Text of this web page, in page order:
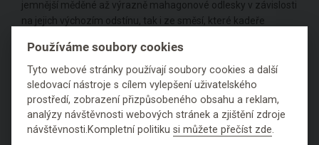
jemnější měděné až výrazně mahagonové odlesky v závislosti
na jejich výchozím odstínu, tak i ze směsí, které kadeře
Barva: černá
Produktové řady: Henné Color Basic
Výrobce:NJD COSMETICS, 28, RUE de la Chapelle , 75018 ,
Používáme soubory cookies
Tyto webové stránky používají soubory cookies a další
sledovací nástroje s cílem vylepšení uživatelského
prostředí, zobrazení přizpůsobeného obsahu a reklam,
analýzy návštěvnosti webových stránek a zjištění zdroje
návštěvnosti.Kompletní politikusi můžete přečíst zde.